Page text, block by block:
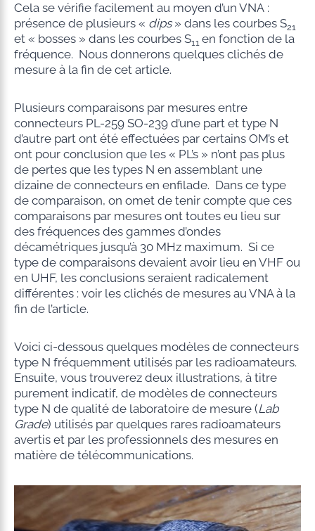
Cela se vérifie facilement au moyen d’un VNA :
présence de plusieurs « dips» dans les courbes S21
et « bosses » dans les courbes S11 en fonction de la
fréquence. Nous donnerons quelques clichés de
mesure à la fin de cet article.
Plusieurs comparaisons par mesures entre
connecteurs PL-259 SO-239 d’une part et type N
d’autre part ont été effectuées par certains OM’s et
ont pour conclusion que les « PL’s » n’ont pas plus
de pertes que les types N en assemblant une
dizaine de connecteurs en enfilade. Dans ce type
de comparaison, on omet de tenir compte que ces
comparaisons par mesures ont toutes eu lieu sur
des fréquences des gammes d’ondes
décamétriques jusqu’à 30 MHz maximum. Si ce
type de comparaisons devaient avoir lieu en VHF ou
en UHF, les conclusions seraient radicalement
différentes : voir les clichés de mesures au VNA à la
fin de l’article.
Voici ci-dessous quelques modèles de connecteurs
type N fréquemment utilisés par les radioamateurs.
Ensuite, vous trouverez deux illustrations, à titre
purement indicatif, de modèles de connecteurs
type N de qualité de laboratoire de mesure (Lab
Grade) utilisés par quelques rares radioamateurs
avertis et par les professionnels des mesures en
matière de télécommunications.